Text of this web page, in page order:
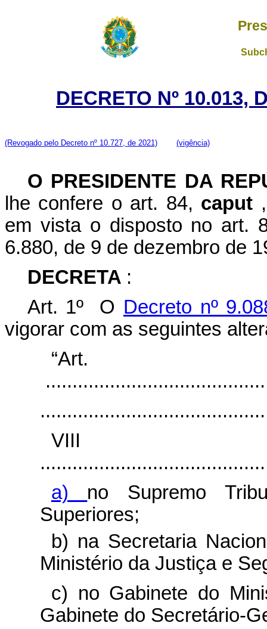
DECRETO Nº 10.013,
(Revogado pelo Decreto nº 10.727, de 2021) (vigência)
O PRESIDENTE DA
lhe confere o art. 84, caput
em vista o disposto no art.
6.880, de 9 de dezembro de
DECRETA :
Art. 1º O Decreto nº
vigorar com as seguintes
a) no Supremo
Superiores;
b) na Secretaria
Ministério da Justiça e
c) no Gabinete do
Gabinete do Secretário-